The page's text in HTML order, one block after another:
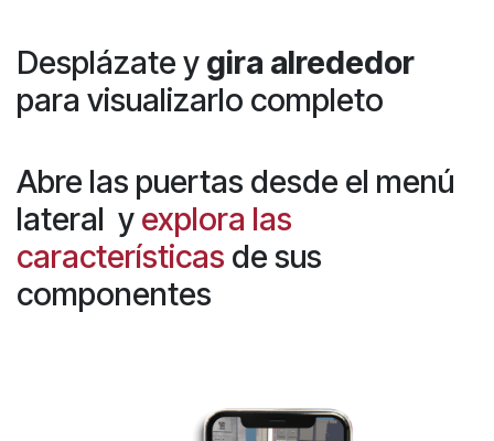
Desplázate y gira alrededor
para visualizarlo completo
Abre las puertas desde el menú
lateral y explora las
características de sus
componentes